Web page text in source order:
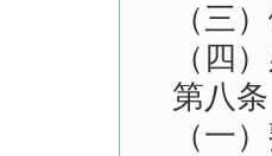
（三）
（四）
第八条
（一）